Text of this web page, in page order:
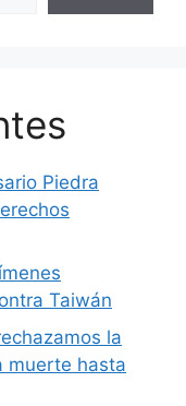
Piedra
Taiwán
la
muerte hasta